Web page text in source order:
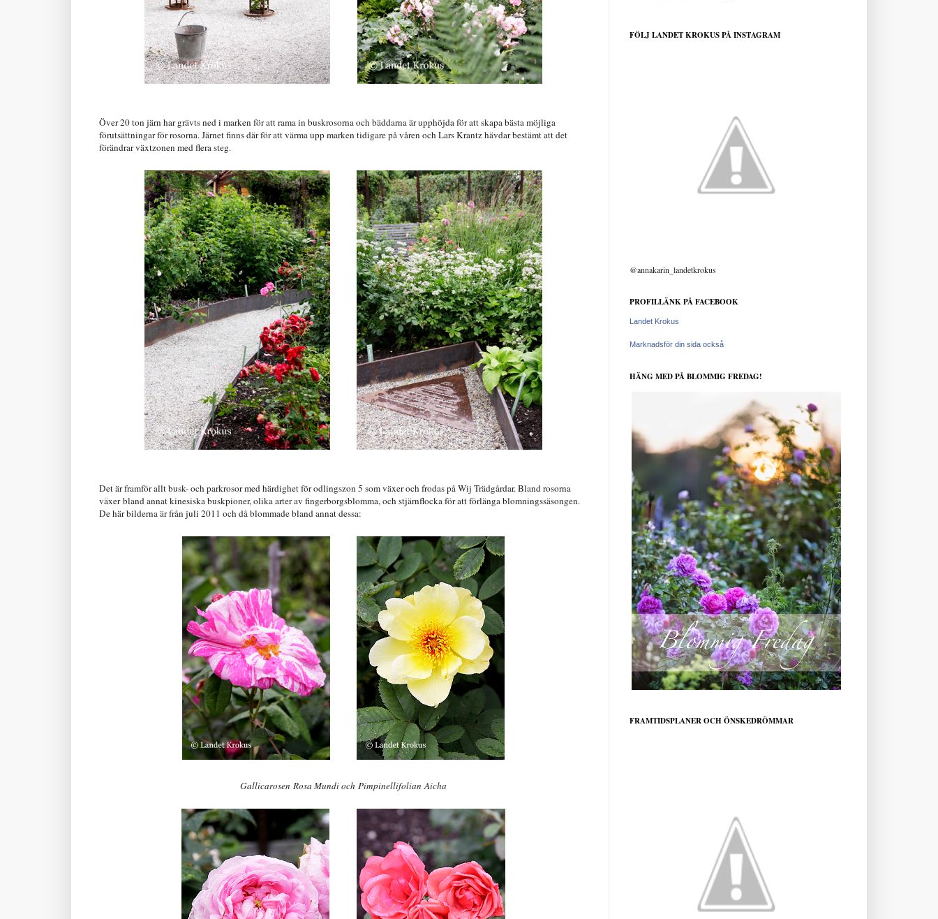
Över 20 ton järn har grävts ned i marken för att rama in buskrosorna och bäddarna är upphöjda för att skapa bästa möjliga
förutsättningar för rosorna. Järnet finns där för att värma upp marken tidigare på våren och Lars Krantz hävdar bestämt att det
förändrar växtzonen med flera steg.
Det är framför allt busk- och parkrosor med härdighet för odlingszon 5 som växer och frodas på Wij Trädgårdar. Bland rosorna
växer bland annat kinesiska buskpioner, olika arter av fingerborgsblomma, och stjärnflocka för att förlänga blomningssäsongen.
De här bilderna är från juli 2011 och då blommade bland annat dessa:
Gallicarosen Rosa Mundi och Pimpinellifolian Aicha
FÖLJ LANDET KROKUS PÅ INSTAGRAM
@annakarin_landetkrokus
PROFILLÄNK PÅ FACEBOOK
Landet Krokus
Marknadsför din sida också
HÄNG MED PÅ BLOMMIG FREDAG!
FRAMTIDSPLANER OCH ÖNSKEDRÖMMAR